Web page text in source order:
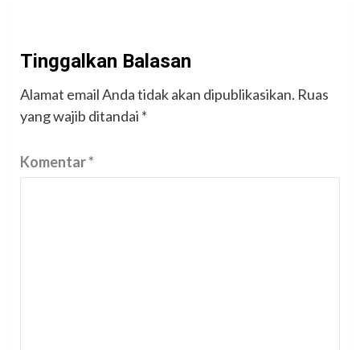
Tinggalkan Balasan
Alamat email Anda tidak akan dipublikasikan. Ruas
yang wajib ditandai *
Komentar*